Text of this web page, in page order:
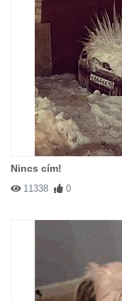
Nincs cím!
11338 0